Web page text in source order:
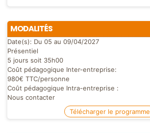
MODALITÉS
Date(s): Du 05 au 09/04/2027
Présentiel
5 jours soit 35h00
Coût pédagogique Inter-entreprise:
980€ TTC/personne
Coût pédagogique Intra-entreprise :
Nous contacter
Télécharger le programme